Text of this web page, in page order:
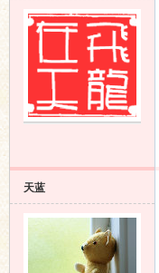
天蓝